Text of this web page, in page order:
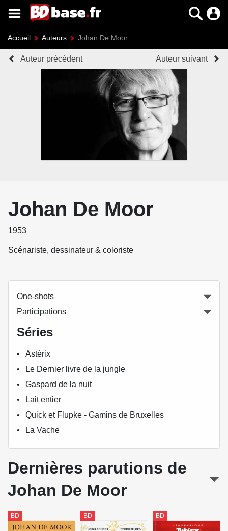
Accueil Auteurs Johan De Moor
Auteur précédent Auteur suivant
Johan De Moor
1953
Scénariste, dessinateur & coloriste
One-shots
Participations
Séries
Astérix
Le Dernier livre de la jungle
Gaspard de la nuit
Lait entier
Quick et Flupke - Gamins de Bruxelles
La Vache
Dernières parutions de
Johan De Moor
BD BD BD